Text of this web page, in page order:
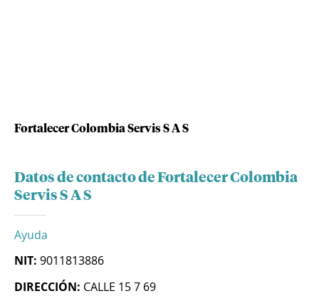
Fortalecer Colombia Servis S A S
Datos de contacto de Fortalecer Colombia
Servis S A S
Ayuda
NIT: 9011813886
DIRECCIÓN: CALLE 15 7 69